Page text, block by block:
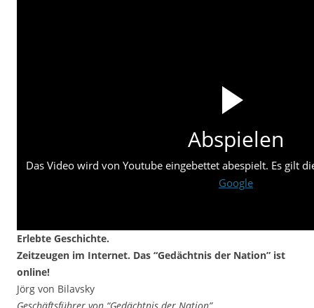
Abspielen
Das Video wird von Youtube eingebettet abespielt. Es gilt
Google
Erlebte Geschichte.
Zeitzeugen im Internet. Das “Gedächtnis der Nation” ist
online!
Jörg von Bilavsky